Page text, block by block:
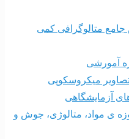
جامع متالوگرافی کمی
آمورشی
میکروسکوپی
آزمایشگاهی
ی مواد، متالوژی، جوش و